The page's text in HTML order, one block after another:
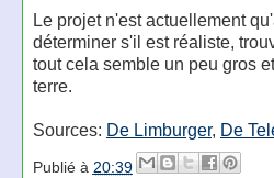
Le projet n'est actuellement
déterminer s'il est réaliste,
tout cela semble un peu gros
terre.
Sources: De Limburger, De
Publié à 20:39